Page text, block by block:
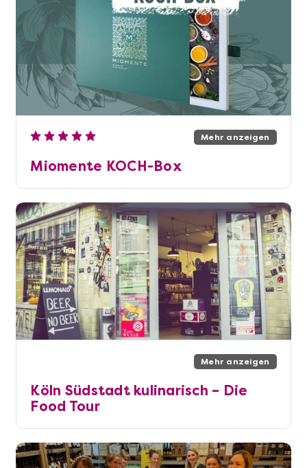
Mehr anzeigen
Miomente KOCH-Box
Mehr anzeigen
Köln Südstadt kulinarisch – Die
Food Tour